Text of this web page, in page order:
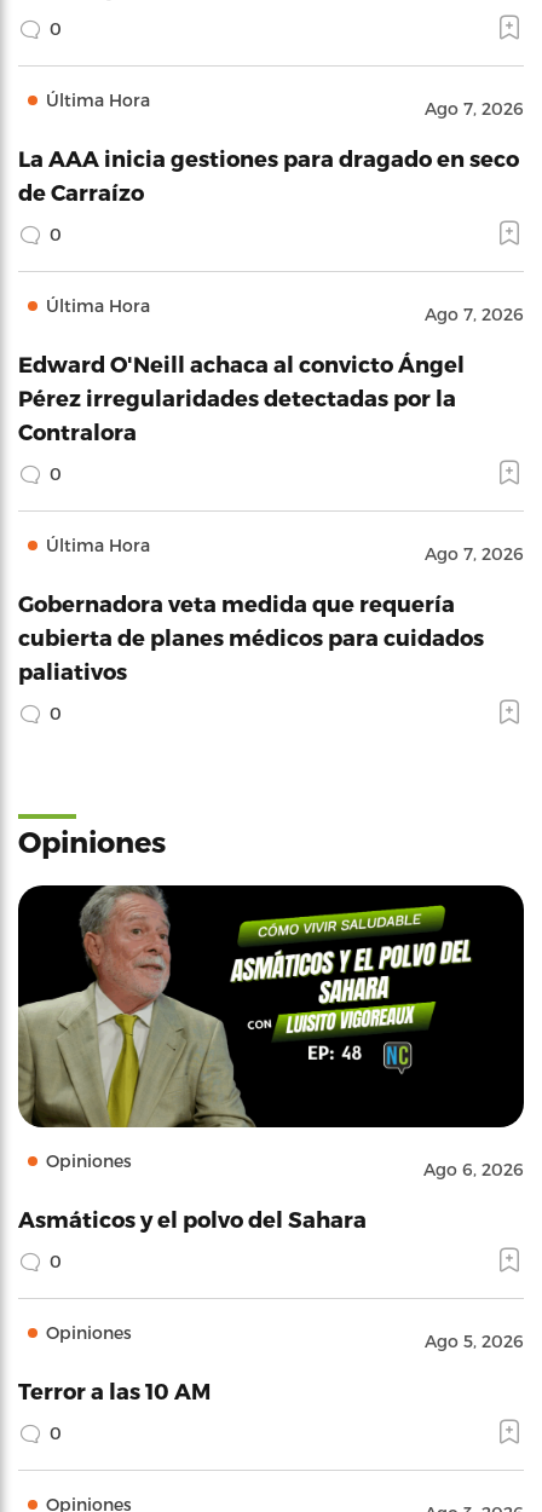
0
Última Hora Ago 7, 2026
La AAA inicia gestiones para dragado en seco
de Carraízo
0
Última Hora Ago 7, 2026
Edward O'Neill achaca al convicto Ángel
Pérez irregularidades detectadas por la
Contralora
0
Última Hora Ago 7, 2026
Gobernadora veta medida que requería
cubierta de planes médicos para cuidados
paliativos
0
Opiniones
Opiniones Ago 6, 2026
Asmáticos y el polvo del Sahara
0
Opiniones Ago 5, 2026
Terror a las 10 AM
0
Opiniones